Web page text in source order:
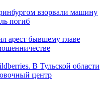
взорвали машину
погиб
арест бывшему главе
В Тульской области
центр